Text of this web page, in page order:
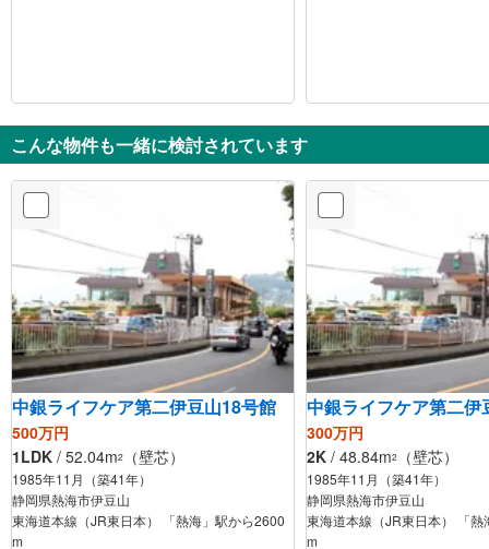
こんな物件も一緒に検討されています
中銀ライフケア第二伊豆山18号館
500万円
1LDK / 52.04m2 （壁芯）
1985年11月（築41年）
静岡県熱海市伊豆山
東海道本線（JR東日本） 「熱海」駅から2600
m
中銀ライフケア第二伊
300万円
2K / 48.84m2 （壁芯）
1985年11月（築41年）
静岡県熱海市伊豆山
東海道本線（JR東日本） 「
m